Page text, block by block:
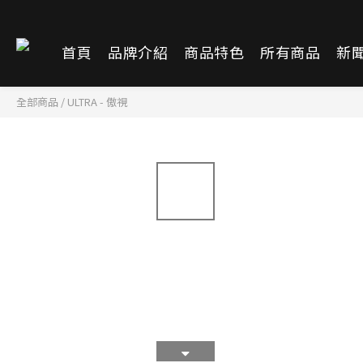
首頁 品牌介紹 商品特色 所有商品 新
全部商品 / ULTRA - 傲視